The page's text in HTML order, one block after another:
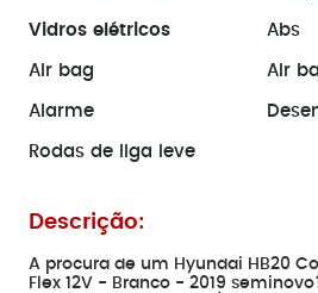
Vidros elétricos Abs
Air bag Air
Alarme
Rodas de liga leve
Descrição:
A procura de um Hyundai HB20
Flex 12V - Branco - 2019